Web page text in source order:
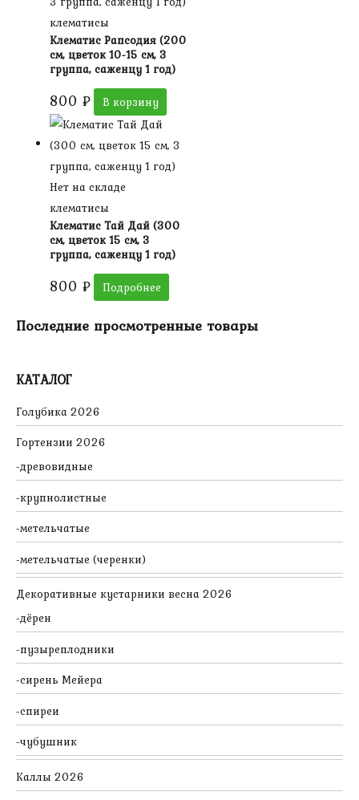
КАТАЛОГ
Голубика 2026
Гортензии 2026
древовидные
крупнолистные
метельчатые
метельчатые (черенки)
Декоративные кустарники весна 2026
дёрен
пузыреплодники
сирень Мейера
спиреи
чубушник
Каллы 2026
клематисы
Клематис Рапсодия (200
см, цветок 10-15 см, 3
группа, саженцу 1 год)
800 ₽ В корзину
Нет на складе
клематисы
Клематис Тай Дай (300
см, цветок 15 см, 3
группа, саженцу 1 год)
800 ₽ Подробнее
Последние просмотренные товары